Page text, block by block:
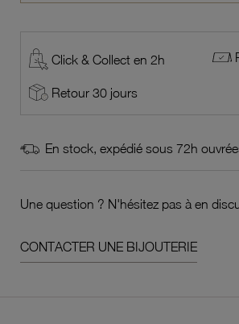
Click & Collect en 2h
Retour 30 jours
En stock, expédié sous 72h
Une question ? N'hésitez pas à en
CONTACTER UNE BIJOUTERIE